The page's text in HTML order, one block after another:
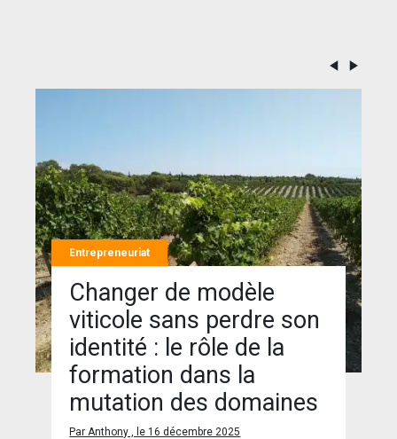
Entrepreneuriat
Changer de modèle
viticole sans perdre son
identité : le rôle de la
formation dans la
mutation des domaines
Par Anthony , le 16 décembre 2025